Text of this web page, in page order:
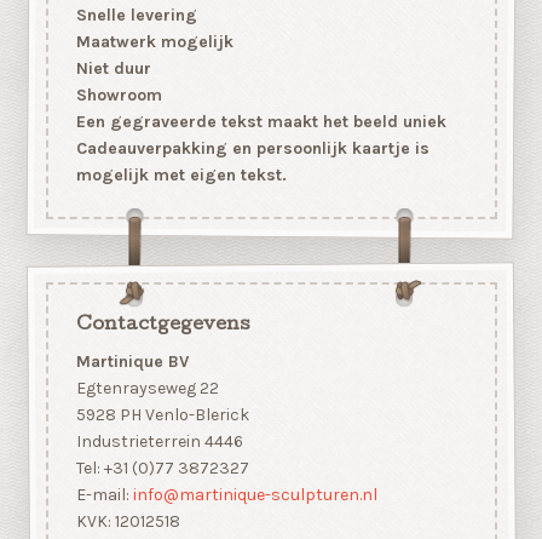
Snelle levering
Maatwerk mogelijk
Niet duur
Showroom
Een gegraveerde tekst maakt het beeld uniek
Cadeauverpakking en persoonlijk kaartje is
mogelijk met eigen tekst.
Contactgegevens
Martinique BV
Egtenrayseweg 22
5928 PH Venlo-Blerick
Industrieterrein 4446
Tel: +31 (0)77 3872327
E-mail: info@martinique-sculpturen.nl
KVK: 12012518